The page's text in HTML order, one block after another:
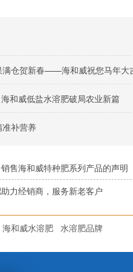
满仓贺新春——海和威祝您马年大
和威低盐水溶肥破局农业新篇
补营养
售海和威特种肥系列产品的声明
力经销商，服务新老客户
海和威水溶肥 水溶肥品牌